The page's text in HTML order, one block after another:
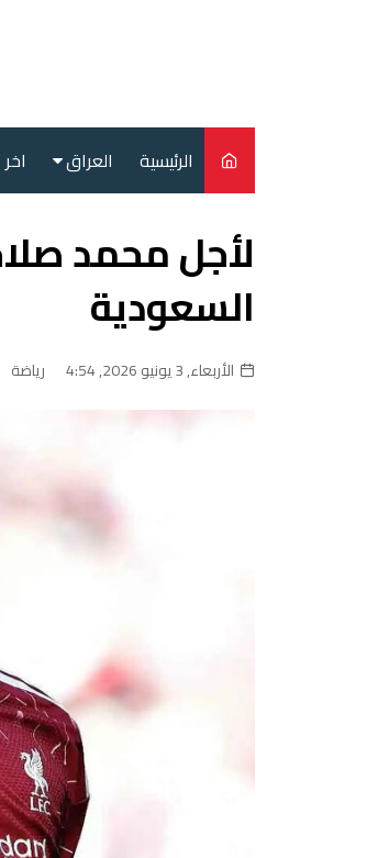
الرئيسية العراق
سياسة
محليات
اخر
لأجل محمد
السعودية
الأربعاء, 3 يونيو 2026, 4:54 رياضة